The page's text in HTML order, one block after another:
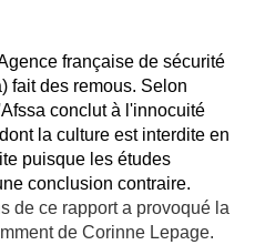
française de sécurité
fait des remous. Selon
conclut à l'innocuité
la culture est interdite en
puisque les études
conclusion contraire.
de ce rapport a provoqué la
de Corinne Lepage.